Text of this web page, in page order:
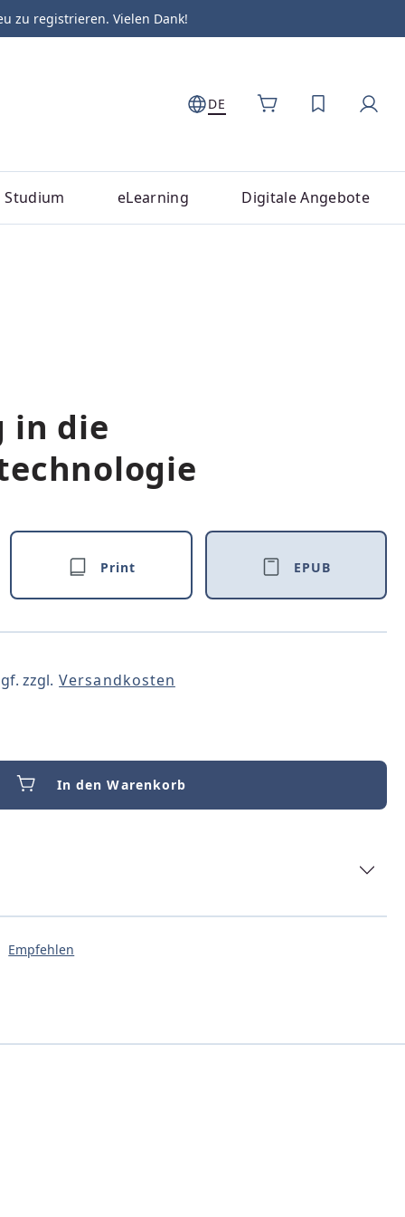
zu registrieren. Vielen Dank!
DE DU HAST 0
Studium eLearning Digitale Angebote
in die
Print EPUB
zzgl. Versandkosten
In den Warenkorb
Empfehlen